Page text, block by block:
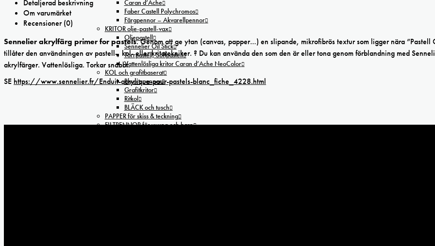
Caran d’Ache
Faber Castell Polychromos
Färgpennor – Akvarellpennor
KRITOR olje-pastell-vax
Oljepastell
Sennelier Oil Stick
Torrpastell, Softpastell
Vattenlösliga kritor Caran d’Ache NeoColor
KOL och grafitbaserat
Blyertspennor
Grafitkritor
Ritkol
BLÄCK och tusch
PAPPER för skiss & teckning
FILTPENNOR för vuxna och barn
Detaljerad beskrivning
Om varumärket
Recensioner (0)
Sennelier akrylfärg primer for pastels. Genom att ge ytan (canvas, papper…) en slipande, mikrofibrös textur som ligger nära ”Pastell
tillåter den användningen av pastell-, kol- eller kritatekniker. ? Du kan använda den som den är eller tona genom förblandning med
akrylfärger. Vattenlösliga. Torkar snabbt.
SE https://www.sennelier.fr/Enduit-acrylique-pour-pastels-blanc_fiche_4228.html